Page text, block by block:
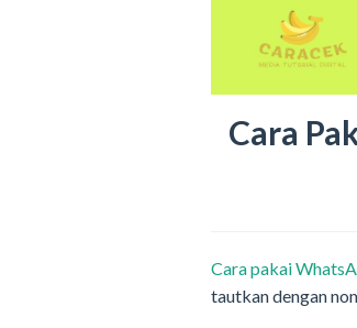
Cara
Cara pakai
tautkan dengan